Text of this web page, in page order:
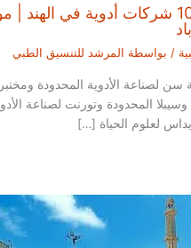
أفضل 10 شركات أدوية في
/ بواسطة المرشد للتنسيق الطبي
لصناعة الأدوية المحدودة
المحدودة وتورنت لصناعة
لعلوم الحياة […]